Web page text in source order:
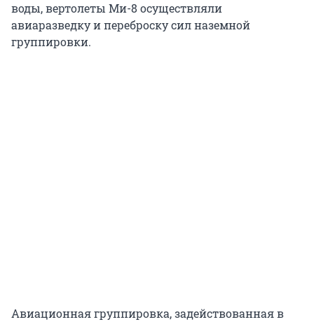
воды, вертолеты Ми-8 осуществляли
авиаразведку и переброску сил наземной
группировки.
Авиационная группировка, задействованная в